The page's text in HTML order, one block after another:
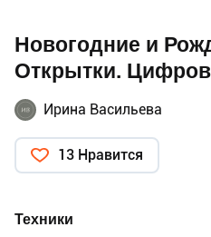
Новогодние и
Открытки.
Ирина Васильева
13 Нравится
Техники